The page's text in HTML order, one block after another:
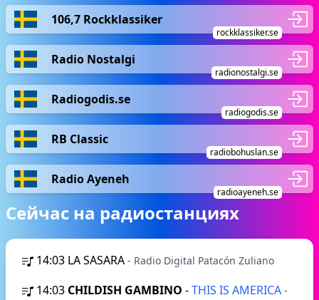
106,7 Rockklassiker
rockklassiker.se
Radio Nostalgi
radionostalgi.se
Radiogodis.se
radiogodis.se
RB Classic
radiobohuslan.se
Radio Ayeneh
radioayeneh.se
Сейчас на радиостанциях
14:03 LA SASARA - Radio Digital Patacón Zuliano
14:03 CHILDISH GAMBINO -THIS IS AMERICA -